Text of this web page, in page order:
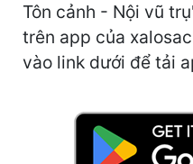
Khoa Huyễn Không Gian
Kinh Dị
Tôn cảnh - Nội vũ
trên app của
vào link dưới để tải